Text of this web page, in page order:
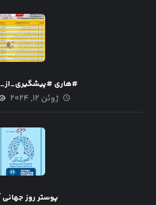
#هاری
ژوئن ۱۲, ۲۰۲۴
پوستر روز